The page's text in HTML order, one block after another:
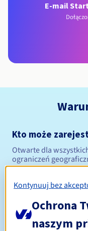
E-mail
Kto może
Otwarte dla
ograniczeń
Zasady
Okres rejestracji
Kontynuuj bez
Ochrona
naszym